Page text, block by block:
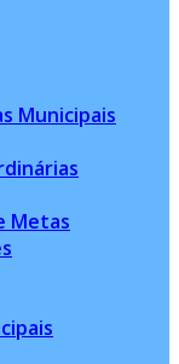
Municipais
Metas